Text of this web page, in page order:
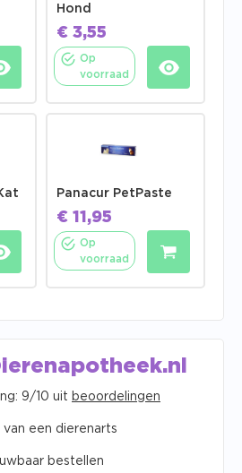
Hond
€ 3,55
Op
voorraad
Panacur PetPaste
€ 11,95
Op
voorraad
9/10 uit beoordelingen
van een dierenarts
bestellen